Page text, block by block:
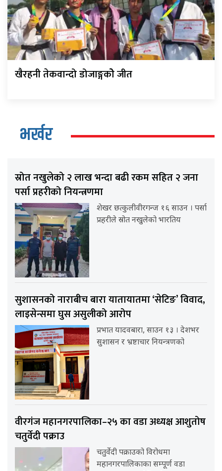
खैरहनी तेकवान्दो डोजाङ्गकोे जीत
भर्खर
स्रोत नखुलेको २ लाख भन्दा बढी रकम सहित २ जना
पर्सा प्रहरीको नियन्त्रणमा
शेखर छत्कुलीवीरगन्ज १६ साउन । पर्सा
प्रहरीले स्रोत नखुलेको भारतिय
सुशासनको नाराबीच बारा यातायातमा ‘सेटिङ’ विवाद,
लाइसेन्समा घुस असुलीको आरोप
प्रभात यादवबारा, साउन १३ । देशभर
सुशासन र भ्रष्टाचार नियन्त्रणको
वीरगंज महानगरपालिका–२५ का वडा अध्यक्ष आशुतोष
चतुर्वेदी पक्राउ
चतुर्वेदी पक्राउको विरोधमा
महानगरपालिकाका सम्पूर्ण वडा